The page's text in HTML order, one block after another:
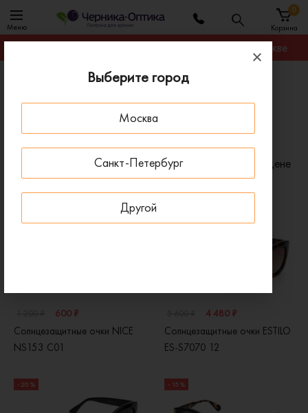
Выберите город
Москва
Санкт-Петербург
Другой
Меню Корзина
0
Гарантируем лучшую цену на любую оправу в Москве
Солнцезащитные очки
Солнцезащитные очки Кошачий глаз
Солнцезащитные очки Кошачий глаз
Сортировать по: Цене
Форма: Кошачий глаз x Очистить все x
- 50 %
600 ₽
Солнцезащитные очки NICE
NS153 C01
- 20 %
4 480 ₽
Солнцезащитные очки ESTILO
ES-S7070 12
- 20 % - 15 %